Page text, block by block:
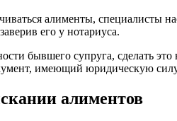
алименты, специалисты
его у нотариуса.
бывшего супруга, сделать
имеющий юридическую
алиментов